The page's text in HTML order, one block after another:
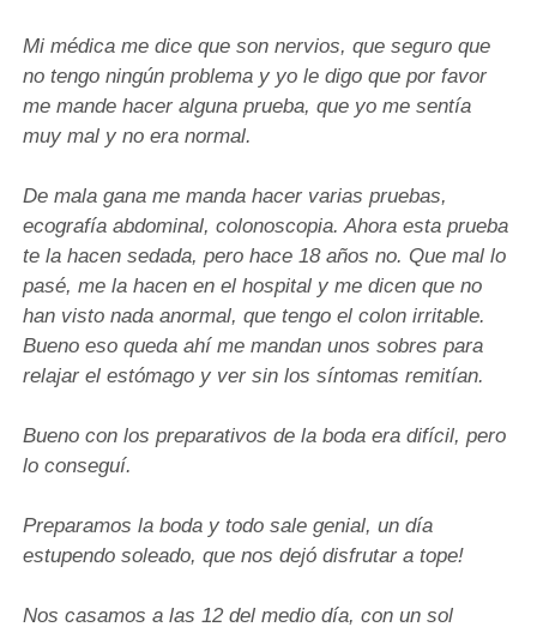
Mi médica me dice que son nervios, que seguro que
no tengo ningún problema y yo le digo que por favor
me mande hacer alguna prueba, que yo me sentía
muy mal y no era normal.
De mala gana me manda hacer varias pruebas,
ecografía abdominal, colonoscopia. Ahora esta prueba
te la hacen sedada, pero hace 18 años no. Que mal lo
pasé, me la hacen en el hospital y me dicen que no
han visto nada anormal, que tengo el colon irritable.
Bueno eso queda ahí me mandan unos sobres para
relajar el estómago y ver sin los síntomas remitían.
Bueno con los preparativos de la boda era difícil, pero
lo conseguí.
Preparamos la boda y todo sale genial, un día
estupendo soleado, que nos dejó disfrutar a tope!
Nos casamos a las 12 del medio día, con un sol